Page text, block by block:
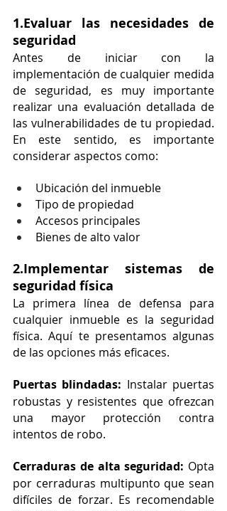
1.Evaluar las necesidades de
seguridad
Antes de iniciar con la
implementación de cualquier medida
de seguridad, es muy importante
realizar una evaluación detallada de
las vulnerabilidades de tu propiedad.
En este sentido, es importante
considerar aspectos como:
Ubicación del inmueble
Tipo de propiedad
Accesos principales
Bienes de alto valor
2.Implementar sistemas de
seguridad física
La primera línea de defensa para
cualquier inmueble es la seguridad
física. Aquí te presentamos algunas
de las opciones más eficaces.
Puertas blindadas: Instalar puertas
robustas y resistentes que ofrezcan
una mayor protección contra
intentos de robo.
Cerraduras de alta seguridad: Opta
por cerraduras multipunto que sean
difíciles de forzar. Es recomendable